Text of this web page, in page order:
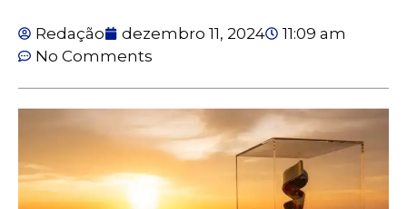
Redação dezembro 11, 2024
11:09 am
No Comments